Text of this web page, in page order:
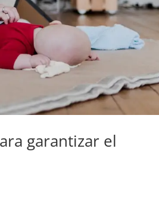
garantizar el